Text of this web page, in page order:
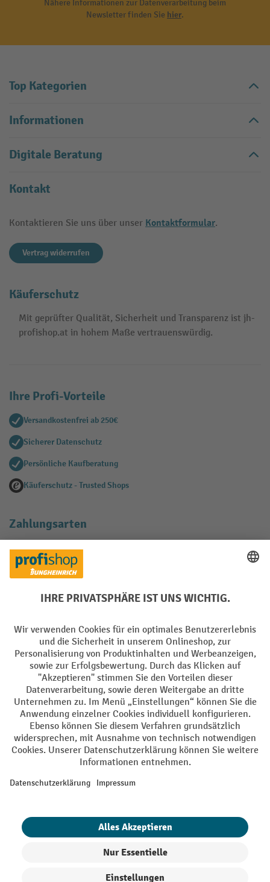
Nähere Informationen zur Datenverarbeitung beim
Newsletter finden Sie hier.
Top Kategorien
Informationen
Digitale Beratung
Kontakt
Kontaktieren Sie uns über unser Kontaktformular.
Vertrag widerrufen
Käuferschutz
Mit geprüfter Qualität, Sicherheit und Transparenz ist jh-
profishop.at in hohem Maße vertrauenswürdig.
Ihre Profi-Vorteile
Versandkostenfrei ab 250€
Sicherer Datenschutz
Persönliche Kaufberatung
Käuferschutz - Trusted Shops
Zahlungsarten
Creditcard (Master)
Facebook
YouTube
LinkedIn
Instagram
AGB Impressum Datenschutz
Barrierefreiheit Privacy Settings
Alle Preise exkl. gesetzl. Mehrwertsteuer zzgl.Versandkosten und ggf.
Nachnahmegebühren, wenn nicht anders angegeben.
¹ Der Rabatt gilt so lange der Vorrat reicht. Der Rabatt gilt nicht auf
Erstregistrierung für den Newsletter gewährt. Der Gutschein ist 10
Tage gültig und kann ab einem Netto-Bestellwert von 250,- € online
eingelöst werden. Die Höhe des Rabatts variiert je nach
Arbeitsschutz | 5% auf Werkstatt, Betrieb, Transport, Stapeln und